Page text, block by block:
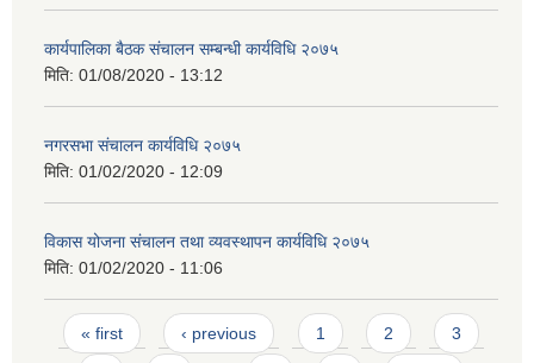
कार्यपालिका बैठक संचालन सम्बन्धी कार्यविधि २०७५
मिति: 01/08/2020 - 13:12
नगरसभा संचालन कार्यविधि २०७५
मिति: 01/02/2020 - 12:09
विकास योजना संचालन तथा व्यवस्थापन कार्यविधि २०७५
मिति: 01/02/2020 - 11:06
Pages
« first ‹ previous 1 2 3